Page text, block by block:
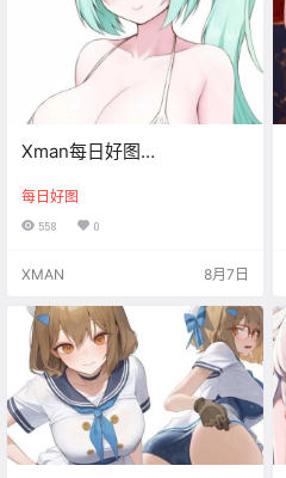
Xman每日好图
每日好图
558 0
XMAN 8月7日